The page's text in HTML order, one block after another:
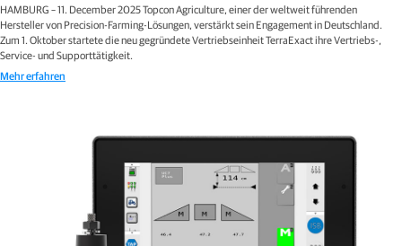
HAMBURG – 11. December 2025 Topcon Agriculture, einer der weltweit führenden
Hersteller von Precision-Farming-Lösungen, verstärkt sein Engagement in Deutschland.
Zum 1. Oktober startete die neu gegründete Vertriebseinheit TerraExact ihre Vertriebs-,
Service- und Supporttätigkeit.
Mehr erfahren